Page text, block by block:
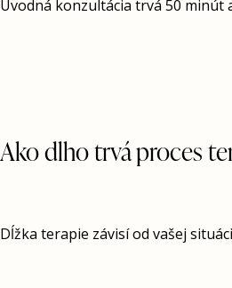
Úvodná konzultácia trvá 50 minút
Ako dlho trvá proces
Dĺžka terapie závisí od vašej